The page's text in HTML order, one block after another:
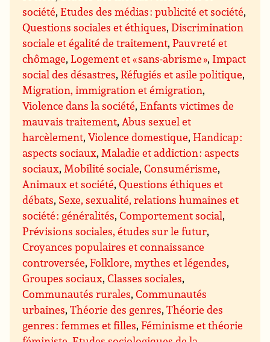
société,Etudes des médias : publicité et société,
Questions sociales et éthiques,Discrimination
sociale et égalité de traitement,Pauvreté et
chômage,Logement et « sans-abrisme », Impact
social des désastres,Réfugiés et asile politique,
Migration, immigration et émigration,
Violence dans la société,Enfants victimes de
mauvais traitement,Abus sexuel et
harcèlement,Violence domestique,Handicap :
aspects sociaux,Maladie et addiction : aspects
sociaux,Mobilité sociale,Consumérisme,
Animaux et société,Questions éthiques et
débats, Sexe, sexualité, relations humaines et
société : généralités,Comportement social,
Prévisions sociales, études sur le futur,
Croyances populaires et connaissance
controversée,Folklore, mythes et légendes,
Groupes sociaux,Classes sociales,
Communautés rurales,Communautés
urbaines,Théorie des genres,Théorie des
genres : femmes et filles,Féminisme et théorie